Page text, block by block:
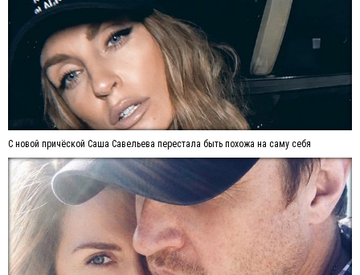
С новой причёской Саша Савельева перестала быть похожа на саму себя